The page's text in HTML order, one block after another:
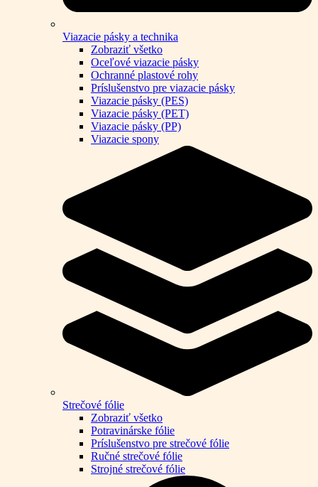
Viazacie pásky a technika
Zobraziť všetko
Oceľové viazacie pásky
Ochranné plastové rohy
Príslušenstvo pre viazacie pásky
Viazacie pásky (PES)
Viazacie pásky (PET)
Viazacie pásky (PP)
Viazacie spony
Strečové fólie
Zobraziť všetko
Potravinárske fólie
Príslušenstvo pre strečové fólie
Ručné strečové fólie
Strojné strečové fólie